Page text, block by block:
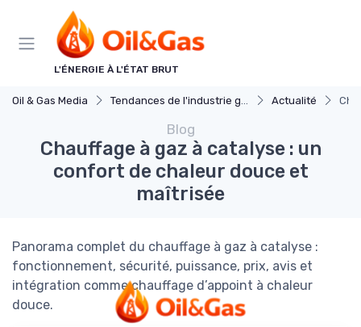
L'ÉNERGIE À L'ÉTAT BRUT
Oil & Gas Media Tendances de l'industrie gaz et petrole Actualité
Blog
Chauffage à gaz à catalyse : un
confort de chaleur douce et
maîtrisée
Panorama complet du chauffage à gaz à catalyse :
fonctionnement, sécurité, puissance, prix, avis et
intégration comme chauffage d’appoint à chaleur
douce.
Panneau de gestion des cookies